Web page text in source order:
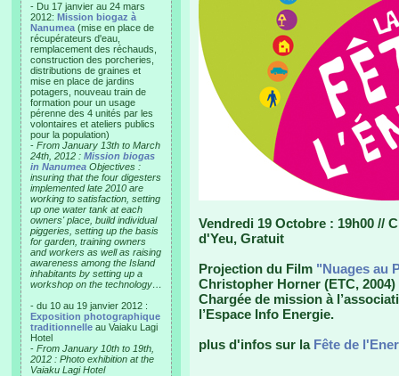
- Du 17 janvier au 24 mars
2012: Mission biogaz à
Nanumea (mise en place de
récupérateurs d'eau,
remplacement des réchauds,
construction des porcheries,
distributions de graines et
mise en place de jardins
potagers, nouveau train de
formation pour un usage
pérenne des 4 unités par les
volontaires et ateliers publics
pour la population)
- From January 13th to March
24th, 2012 : Mission biogas
in Nanumea Objectives :
insuring that the four digesters
implemented late 2010 are
working to satisfaction, setting
up one water tank at each
owners' place, build individual
piggeries, setting up the basis
for garden, training owners
and workers as well as raising
awareness among the Island
inhabitants by setting up a
workshop on the technology…
- du 10 au 19 janvier 2012 :
Exposition photographique
traditionnelle au Vaiaku Lagi
Hotel
- From January 10th to 19th,
2012 : Photo exhibition at the
Vaiaku Lagi Hotel
Vendredi 19 Octobre : 19h00 //
d'Yeu, Gratuit
Projection du Film "Nuages au
Christopher Horner (ETC,
Chargée de mission à
l’Espace Info Energie.
plus d'infos sur la Fête de